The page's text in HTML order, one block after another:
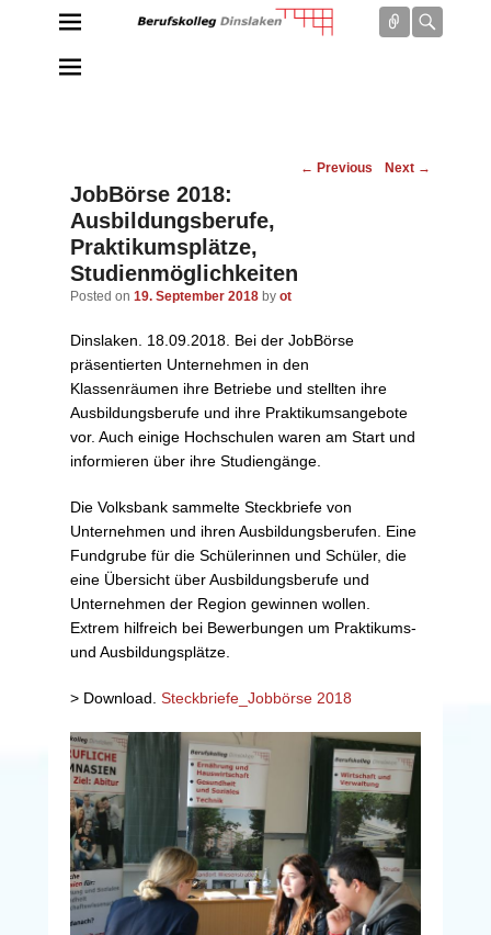
Connect
Post
← Previous Next →
JobBörse 2018:
Ausbildungsberufe,
Praktikumsplätze,
Studienmöglichkeiten
Posted on 19. September 2018 by ot
Dinslaken. 18.09.2018. Bei der JobBörse
präsentierten Unternehmen in den
Klassenräumen ihre Betriebe und stellten ihre
Ausbildungsberufe und ihre Praktikumsangebote
vor. Auch einige Hochschulen waren am Start und
informieren über ihre Studiengänge.
Die Volksbank sammelte Steckbriefe von
Unternehmen und ihren Ausbildungsberufen. Eine
Fundgrube für die Schülerinnen und Schüler, die
eine Übersicht über Ausbildungsberufe und
Unternehmen der Region gewinnen wollen.
Extrem hilfreich bei Bewerbungen um Praktikums-
und Ausbildungsplätze.
> Download. Steckbriefe_Jobbörse 2018